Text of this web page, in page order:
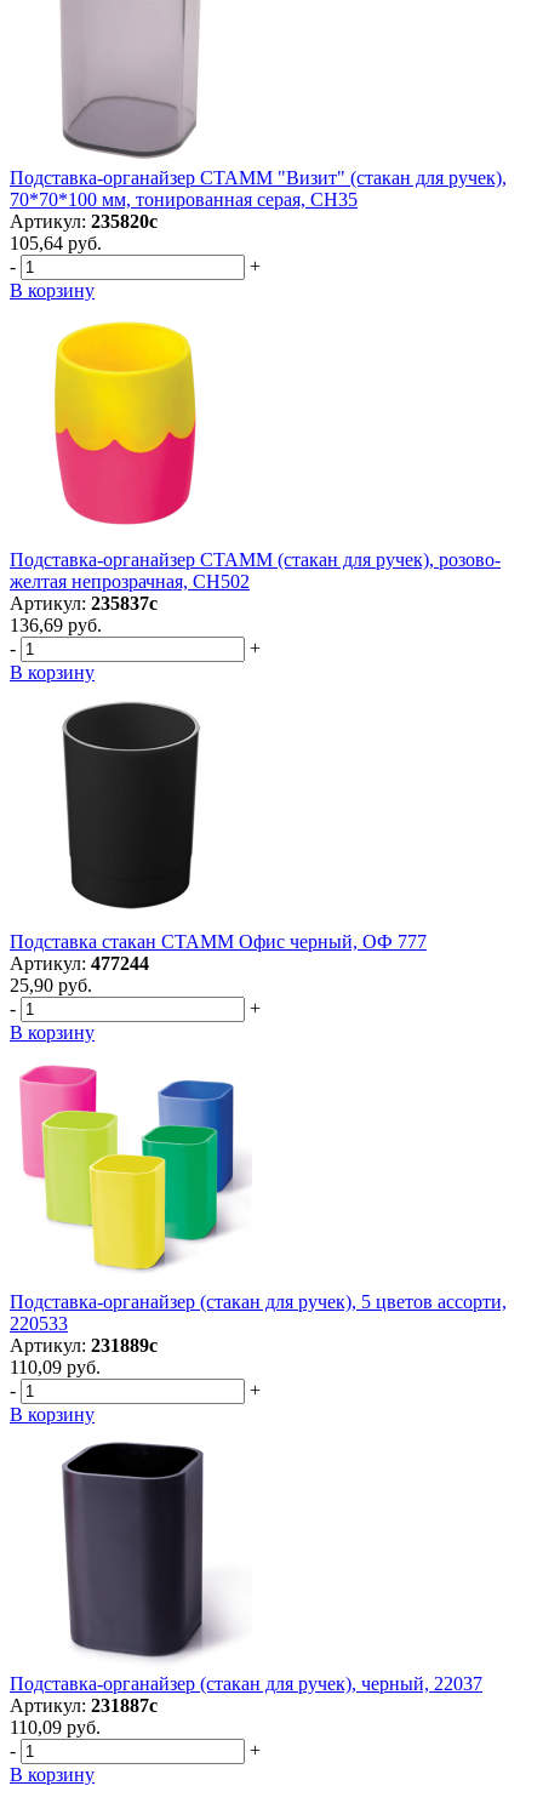
Подставка-органайзер СТАММ "Визит" (стакан для ручек),
70*70*100 мм, тонированная серая, СН35
Артикул: 235820с
105,64 руб.
-
+
В корзину
Подставка-органайзер СТАММ (стакан для ручек), розово-
желтая непрозрачная, СН502
Артикул: 235837с
136,69 руб.
-
+
В корзину
Подставка стакан СТАММ Офис черный, ОФ 777
Артикул: 477244
25,90 руб.
-
+
В корзину
Подставка-органайзер (стакан для ручек), 5 цветов ассорти,
220533
Артикул: 231889с
110,09 руб.
-
+
В корзину
Подставка-органайзер (стакан для ручек), черный, 22037
Артикул: 231887с
110,09 руб.
-
+
В корзину